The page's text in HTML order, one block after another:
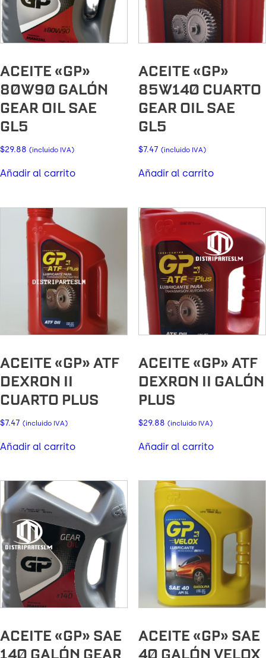
ACEITE «GP»
80W90 GALÓN
GEAR OIL SAE
GL5
$29.88 (incluido IVA)
Añadir al carrito
ACEITE «GP»
85W140 CUARTO
GEAR OIL SAE
GL5
$7.47 (incluido IVA)
Añadir al carrito
ACEITE «GP» ATF
DEXRON II
CUARTO PLUS
$7.47 (incluido IVA)
Añadir al carrito
ACEITE «GP» ATF
DEXRON II GALÓN
PLUS
$29.88 (incluido IVA)
Añadir al carrito
ACEITE «GP» SAE
ACEITE «GP» SAE